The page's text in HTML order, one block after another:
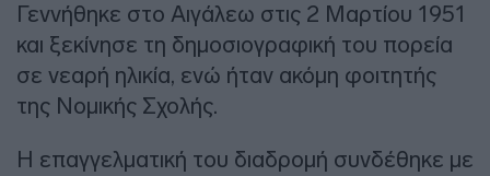
Γεννήθηκε στο Αιγάλεω στις 2 Μαρτίου 1951
και ξεκίνησε τη δημοσιογραφική του πορεία
σε νεαρή ηλικία, ενώ ήταν ακόμη φοιτητής
της Νομικής Σχολής.
Η επαγγελματική του διαδρομή συνδέθηκε με